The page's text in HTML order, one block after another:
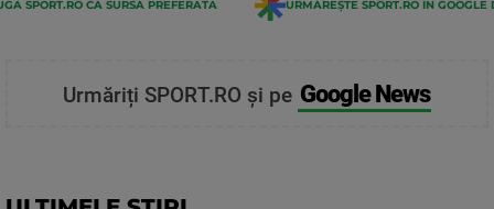
SPORT.RO CA SURSĂ PREFERATĂ URMĂREȘTE SPORT.RO ÎN GOOGLE
Urmăriți SPORT.RO și pe Google News